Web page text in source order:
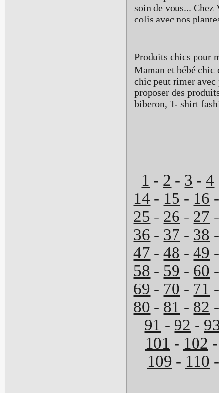
soin de vous... Chez
colis avec nos
Produits chics pour
Maman et bébé chic
chic peut rimer avec
proposer des
biberon, T- shirt
1 - 2 - 3 -4
14 - 15 - 16
25 - 26 - 27
36 - 37 - 38
47 -48 -49
58 - 59 - 60
69 - 70 - 71
80 - 81 - 82
91 - 92 -
101 - 102
109 - 110